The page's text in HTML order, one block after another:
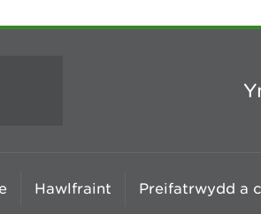
Hawlfraint Preifatrwydd a